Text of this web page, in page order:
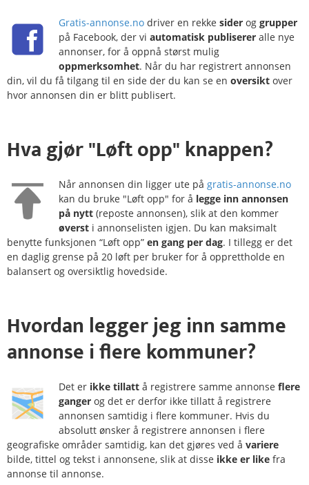
Gratis-annonse.no driver en rekke sider og grupper
på Facebook, der vi automatisk publiserer alle nye
annonser, for å oppnå størst mulig
oppmerksomhet. Når du har registrert annonsen
din, vil du få tilgang til en side der du kan se en oversikt over
hvor annonsen din er blitt publisert.
Hva gjør"Løft opp"knappen?
Når annonsen din ligger ute på gratis-annonse.no
kan du bruke "Løft opp" for å legge inn annonsen
på nytt (reposte annonsen), slik at den kommer
øverst i annonselisten igjen. Du kan maksimalt
benytte funksjonen “Løft opp” en gang per dag. I tillegg er det
en daglig grense på 20 løft per bruker for å opprettholde en
balansert og oversiktlig hovedside.
Hvordan legger jeg inn samme
annonse iflere kommuner?
Det er ikke tillatt å registrere samme annonse flere
ganger og det er derfor ikke tillatt å registrere
annonsen samtidig i flere kommuner. Hvis du
absolutt ønsker å registrere annonsen i flere
geografiske områder samtidig, kan det gjøres ved å variere
bilde, tittel og tekst i annonsene, slik at disse ikke er like fra
annonse til annonse.